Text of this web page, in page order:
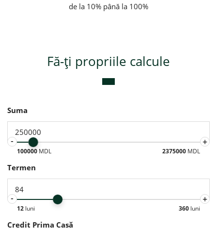
de la 10% până la 100%
Fă-ți propriile calcule
Suma
-
100000 MDL
+
2375000 MDL
Termen
-
12 luni
+
360 luni
Credit Prima Casă